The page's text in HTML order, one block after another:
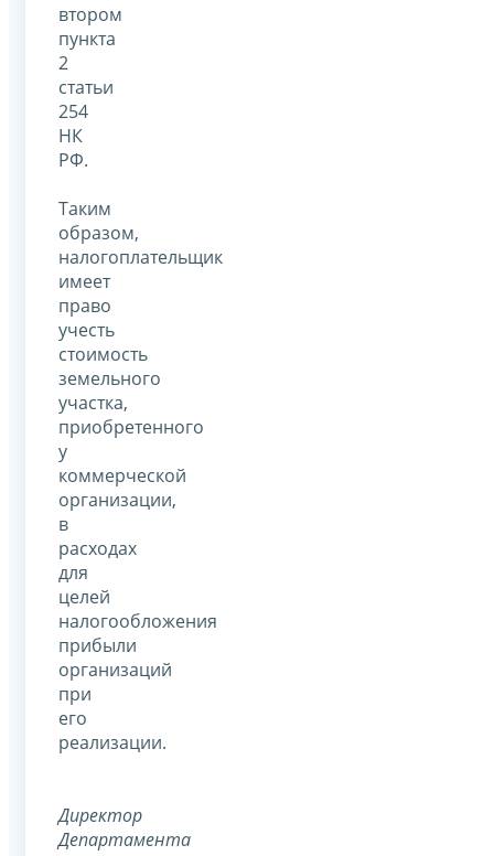
втором
пункта
2
статьи
254
НК
РФ.
Таким
образом,
налогоплательщик
имеет
право
учесть
стоимость
земельного
участка,
приобретенного
у
коммерческой
организации,
в
расходах
для
целей
налогообложения
прибыли
организаций
при
его
реализации.
Директор
Департамента